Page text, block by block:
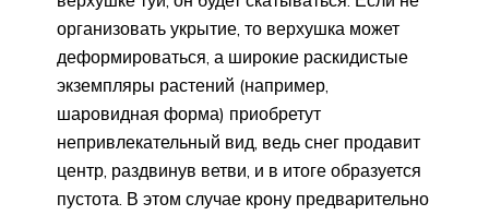
организовать укрытие, то верхушка может
деформироваться, а широкие раскидистые
экземпляры растений (например,
шаровидная форма) приобретут
непривлекательный вид, ведь снег продавит
центр, раздвинув ветви, и в итоге образуется
пустота. В этом случае крону предварительно